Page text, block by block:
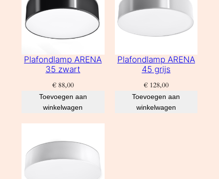
Plafondlamp ARENA
35 zwart
€88,00
Toevoegen aan
winkelwagen
Plafondlamp ARENA
45 grijs
€128,00
Toevoegen aan
winkelwagen